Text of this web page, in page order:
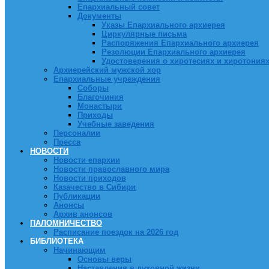
Епархиальный совет
Документы
Указы Епархиального архиерея
Циркулярные письма
Распоряжения Епархиального архиерея
Резолюции Епархиального архиерея
Удостоверения о хиротесиях и хиротониях
Архиерейский мужской хор
Епархиальные учреждения
Соборы
Благочиния
Монастыри
Приходы
Учебные заведения
Персоналии
Пресса
НОВОСТИ
Новости епархии
Новости православного мира
Новости приходов
Казачество в Сибири
Публикации
Анонсы
Архив анонсов
ПАЛОМНИЧЕСТВО
Расписание поездок на 2026 год
БИБЛИОТЕКА
Начинающим
Основы веры